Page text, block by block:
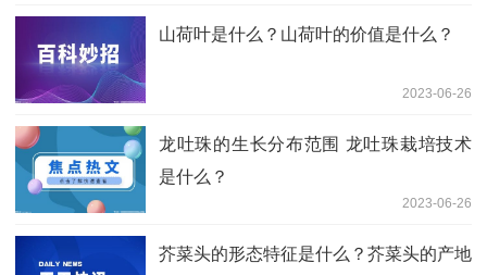
山荷叶是什么？山荷叶的价值是什么？
2023-06-26
龙吐珠的生长分布范围 龙吐珠栽培技术
是什么？
2023-06-26
芥菜头的形态特征是什么？芥菜头的产地